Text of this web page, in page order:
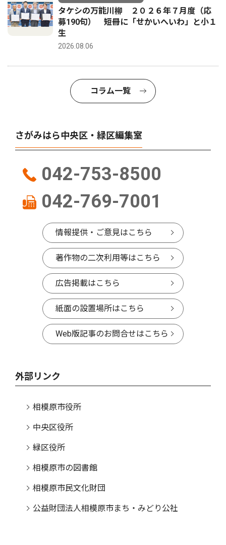
タケシの万能川柳 ２０２６年７月度（応
募190句） 短冊に「せかいへいわ」と小１
生
2026.08.06
コラム一覧
さがみはら中央区・緑区編集室
042-753-8500
042-769-7001
情報提供・ご意見はこちら
著作物の二次利用等はこちら
広告掲載はこちら
紙面の設置場所はこちら
Web版記事のお問合せはこちら
外部リンク
相模原市役所
中央区役所
緑区役所
相模原市の図書館
相模原市民文化財団
公益財団法人相模原市まち・みどり公社